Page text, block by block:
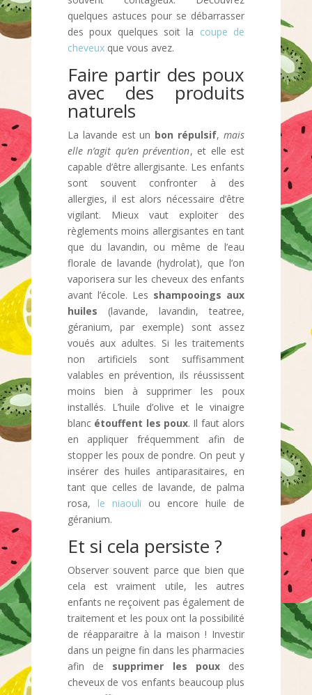
quelques astuces pour se débarrasser
des poux quelques soit la coupe de
cheveuxque vous avez.
Faire partir des poux
avec des produits
naturels
La lavande est un bon répulsif,mais
elle n’agit qu’en prévention, et elle est
capable d’être allergisante. Les enfants
sont souvent confronter à des
allergies, il est alors nécessaire d’être
vigilant. Mieux vaut exploiter des
règlements moins allergisantes en tant
que du lavandin, ou même de l’eau
florale de lavande (hydrolat), que l’on
vaporisera sur les cheveux des enfants
avant l’école. Les shampooings aux
huiles (lavande, lavandin, teatree,
géranium, par exemple) sont assez
voués aux adultes. Si les traitements
non artificiels sont suffisamment
valables en prévention, ils réussissent
moins bien à supprimer les poux
installés. L’huile d’olive et le vinaigre
blanc étouffent les poux. Il faut alors
en appliquer fréquemment afin de
stopper les poux de pondre. On peut y
insérer des huiles antiparasitaires, en
tant que celles de lavande, de palma
rosa, le niaouli ou encore huile de
géranium.
Et si cela persiste ?
Observer souvent parce que bien que
cela est vraiment utile, les autres
enfants ne reçoivent pas également de
traitement et les poux ont la possibilité
de réapparaitre à la maison ! Investir
dans un peigne fin dans les pharmacies
afin de supprimer les poux des
cheveux de vos enfants beaucoup plus